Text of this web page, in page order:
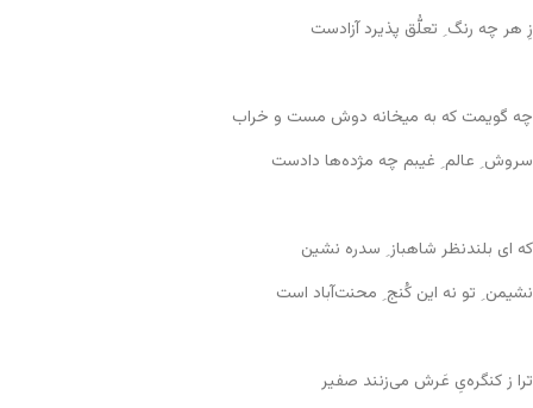
زِ هر چه رنگ ِ تعلُّق پذیرد آزادست
چه گویمت که به میخانه دوش مست و خراب
سروش ِ عالم ِ غیبم چه مژده‌ها دادست
که ای بلندنظر شاهباز ِ سدره نشین
نشیمن ِ تو نه این کُنج ِ محنت‌آباد است
ترا ز کنگره‌یِ عَرش می‌زنند صفیر